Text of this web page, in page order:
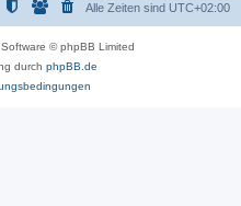
Alle Zeiten sind UTC+02:00
© phpBB Limited
durch phpBB.de